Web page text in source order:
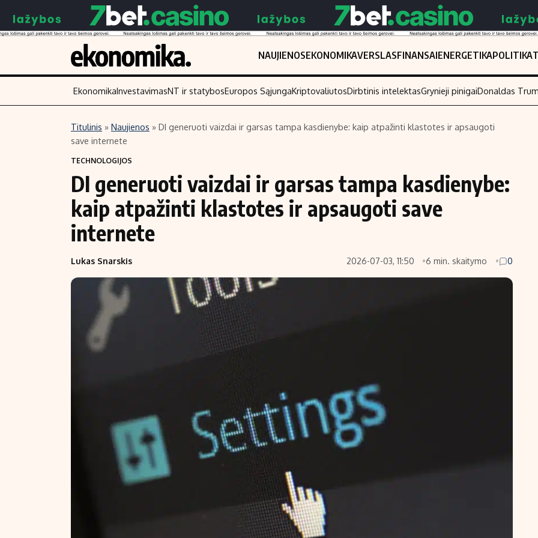
NAUJIENOSEKONOMIKAVERSLASFINANSAIENERGETIKAPOLITIKA
Turinys
Naujienos
Aplinka
Verslas
Energetika
Ekonomika
Politika
NT ir statybos
Įmonės
Žemės ūkis
Akcijų rinka
Saulės elektrinės
Kriptovaliutos
Migracija
Indėliai
EkonomikaInvestavimasNT ir statybosEuropos SąjungaKriptovaliutosDirbtinis intelektasGrynieji pinigaiDonaldas
Titulinis » Naujienos » DI generuoti vaizdai ir garsas tampa kasdienybe: kaip atpažinti klastotes ir apsaugoti
save internete
TECHNOLOGIJOS
DI generuoti vaizdai ir garsas tampa kasdienybe:
kaip atpažinti klastotes ir apsaugoti save
internete
Lukas Snarskis 2026-07-03, 11:50 6 min. skaitymo 0